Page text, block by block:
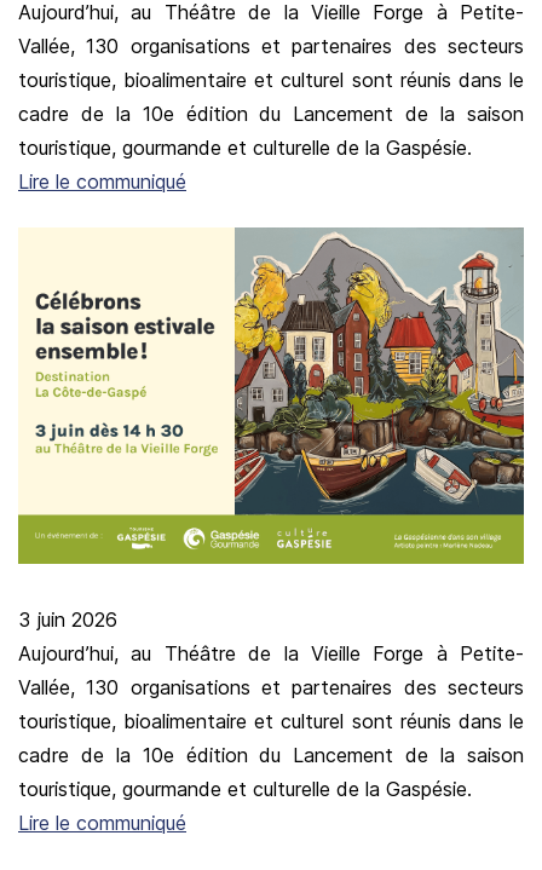
Aujourd’hui, au Théâtre de la Vieille Forge à Petite-
Vallée, 130 organisations et partenaires des secteurs
touristique, bioalimentaire et culturel sont réunis dans le
cadre de la 10e édition du Lancement de la saison
touristique, gourmande et culturelle de la Gaspésie.
Lire le communiqué
3 juin 2026
Aujourd’hui, au Théâtre de la Vieille Forge à Petite-
Vallée, 130 organisations et partenaires des secteurs
touristique, bioalimentaire et culturel sont réunis dans le
cadre de la 10e édition du Lancement de la saison
touristique, gourmande et culturelle de la Gaspésie.
Lire le communiqué